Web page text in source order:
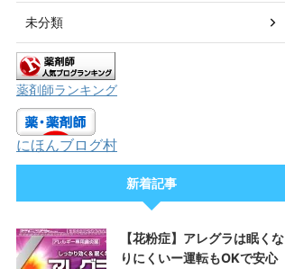
未分類
薬剤師ランキング
にほんブログ村
新着記事
【花粉症】アレグラは眠くな
りにくいー運転もOKで安心